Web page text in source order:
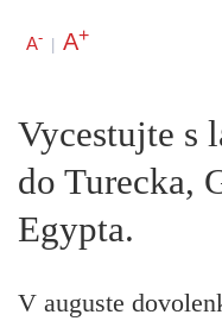
A- | A+
Vycestujte s
do Turecka,
Egypta.
V auguste